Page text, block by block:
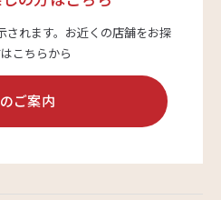
せフォーム
のお問い合わせ
4649
れます。 お近くの店舗をお探
こちらから
ご案内